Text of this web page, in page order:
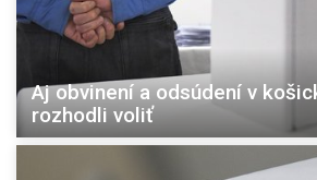
Aj obvinení a odsúdení v
rozhodli voliť